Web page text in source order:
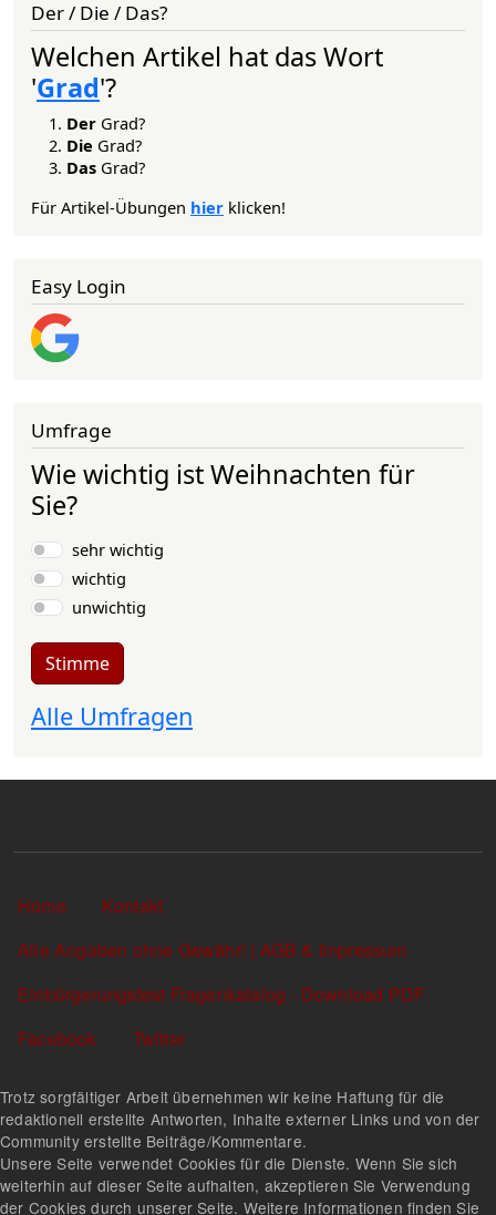
Der / Die / Das?
Welchen Artikel hat das Wort
'Grad'?
Der Grad?
Die Grad?
Das Grad?
Für Artikel-Übungen hier klicken!
Easy Login
Umfrage
Wie wichtig ist Weihnachten für
Sie?
Auswahlmöglichkeiten
sehr wichtig
wichtig
unwichtig
Stimme
Alle Umfragen
Sekundärlinks
Home
Kontakt
Alle Angaben ohne Gewähr! | AGB & Impressum
Einbürgerungstest Fragenkatalog - Download PDF
Facebook
Twitter
Trotz sorgfältiger Arbeit übernehmen wir keine Haftung für die
redaktionell erstellte Antworten, Inhalte externer Links und von der
Community erstellte Beiträge/Kommentare.
Unsere Seite verwendet Cookies für die Dienste. Wenn Sie sich
weiterhin auf dieser Seite aufhalten, akzeptieren Sie Verwendung
der Cookies durch unserer Seite. Weitere Informationen finden Sie